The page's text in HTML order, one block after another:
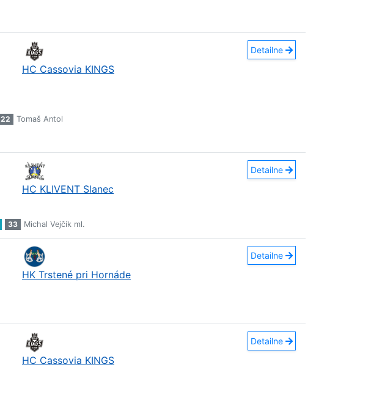
HC Cassovia KINGS
Detailne
22 Tomaš Antol
HC KLIVENT Slanec
Detailne
33 Michal Vejčík ml.
HK Trstené pri Hornáde
Detailne
HC Cassovia KINGS
Detailne